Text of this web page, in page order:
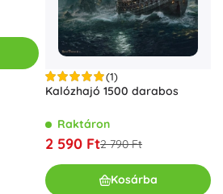
(1)
Kalózhajó 1500 darabos
Raktáron
2 590 Ft2 790 Ft
Kosárba